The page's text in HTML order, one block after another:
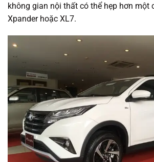
không gian nội thất có thể hẹp hơn một
Xpander hoặc XL7.